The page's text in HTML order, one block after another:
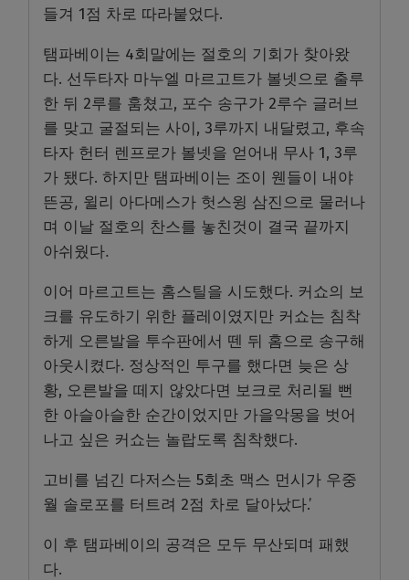
들겨 1점 차로 따라붙었다.
탬파베이는 4회말에는 절호의 기회가 찾아왔
다. 선두타자 마누엘 마르고트가 볼넷으로 출루
한 뒤 2루를 훔쳤고, 포수 송구가 2루수 글러브
를 맞고 굴절되는 사이, 3루까지 내달렸고, 후속
타자 헌터 렌프로가 볼넷을 얻어내 무사 1, 3루
가 됐다. 하지만 탬파베이는 조이 웬들이 내야
뜬공, 윌리 아다메스가 헛스윙 삼진으로 물러나
며 이날 절호의 찬스를 놓친것이 결국 끝까지
아쉬웠다.
이어 마르고트는 홈스틸을 시도했다. 커쇼의 보
크를 유도하기 위한 플레이였지만 커쇼는 침착
하게 오른발을 투수판에서 뗀 뒤 홈으로 송구해
아웃시켰다. 정상적인 투구를 했다면 늦은 상
황, 오른발을 떼지 않았다면 보크로 처리될 뻔
한 아슬아슬한 순간이었지만 가을악몽을 벗어
나고 싶은 커쇼는 놀랍도록 침착했다.
고비를 넘긴 다저스는 5회초 맥스 먼시가 우중
월 솔로포를 터트려 2점 차로 달아났다.’
이 후 탬파베이의 공격은 모두 무산되며 패했
다.